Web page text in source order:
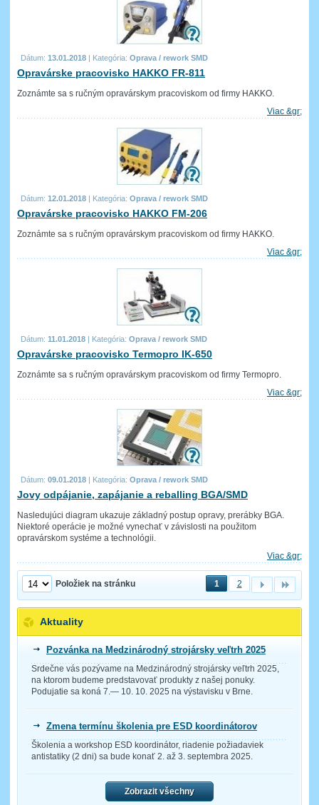
Dátum: 13.01.2018 Kategória: Oprava / rework SMD
Opravárske pracovisko HAKKO FR-811
Zoznámte sa s ručným opravárskym pracoviskom od firmy HAKKO.
Viac &gr;
Dátum: 12.01.2018 Kategória: Oprava / rework SMD
Opravárske pracovisko HAKKO FM-206
Zoznámte sa s ručným opravárskym pracoviskom od firmy HAKKO.
Viac &gr;
Dátum: 11.01.2018 Kategória: Oprava / rework SMD
Opravárske pracovisko Termopro IK-650
Zoznámte sa s ručným opravárskym pracoviskom od firmy Termopro.
Viac &gr;
Dátum: 09.01.2018 Kategória: Oprava / rework SMD
Jovy odpájanie, zapájanie a reballing BGA/SMD
Nasledujúci diagram ukazuje základný postup opravy, prerábky BGA.
Niektoré operácie je možné vynechať v závislosti na použitom
opravárskom systéme a technológii.
Viac &gr;
Položiek na stránku 1 2
Aktuality
Pozvánka na Medzinárodný strojársky veľtrh 2025
Srdečne vás pozývame na Medzinárodný strojársky veľtrh 2025,
na ktorom budeme predstavovať produkty z našej ponuky.
Podujatie sa koná 7.— 10. 10. 2025 na výstavisku v Brne.
Zmena termínu školenia pre ESD koordinátorov
Školenia a workshop ESD koordinátor, riadenie požiadaviek
antistatiky (2 dni) sa bude konať 2. až 3. septembra 2025.
Zobrazit všechny